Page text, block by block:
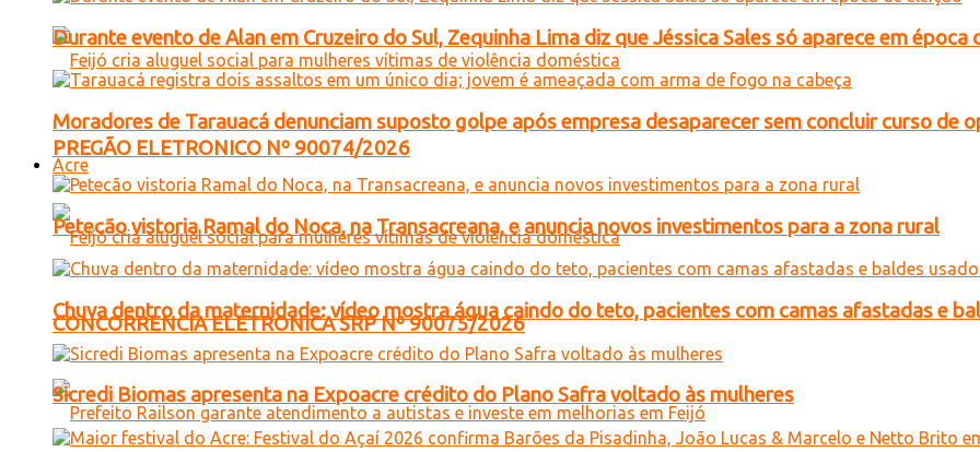
PREGÃO ELETRONICO Nº 90074/2026
CONCORRENCIA ELETRONICA SRP Nº 90075/2026
Durante evento de Alan em Cruzeiro do Sul, Zequinha Lima diz que Jéssica Sales só aparece em época
Moradores de Tarauacá denunciam suposto golpe após empresa desaparecer sem concluir curso de
Acre
Petecão vistoria Ramal do Noca, na Transacreana, e anuncia novos investimentos para a zona rural
Chuva dentro da maternidade: vídeo mostra água caindo do teto, pacientes com camas afastadas e
Sicredi Biomas apresenta na Expoacre crédito do Plano Safra voltado às mulheres